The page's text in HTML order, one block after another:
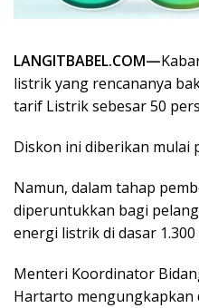
LANGITBABEL.COM—
listrik yang rencananya
tarif Listrik sebesar 50
Diskon ini diberikan mulai
Namun, dalam tahap
diperuntukkan bagi
energi listrik di dasar 1.300
Menteri Koordinator
Hartarto mengungkapkan